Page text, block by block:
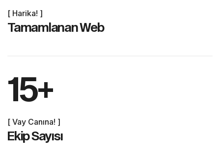
[ Harika! ]
Tamamlanan Web
15+
[ Vay Canına! ]
Ekip Sayısı